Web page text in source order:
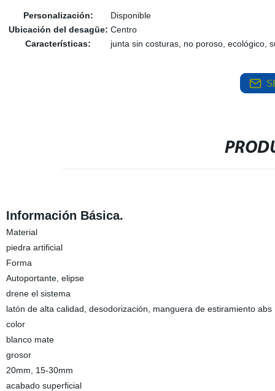
Personalización:
Disponible
Ubicación del desagüe: Centro
Características:
junta sin costuras, no poroso, ecológico,
Información Básica.
Material
piedra artificial
Forma
Autoportante, elipse
drene el sistema
latón de alta calidad, desodorización, manguera de estiramiento abs
color
blanco mate
grosor
20mm, 15-30mm
acabado superficial